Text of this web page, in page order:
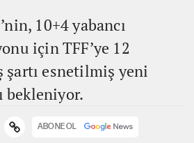
10+4 yabancı
için TFF’ye 12
şartı esnetilmiş yeni
bekleniyor.
ABONE OL